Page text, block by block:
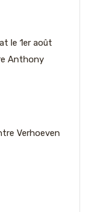
le 1er août
Anthony
Verhoeven